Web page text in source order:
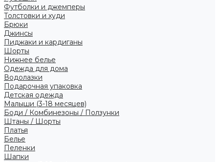
Футболки и джемперы
Толстовки и худи
Брюки
Джинсы
Пиджаки и кардиганы
Шорты
Нижнее белье
Одежда для дома
Водолазки
Подарочная упаковка
Детская одежда
Малыши (3-18 месяцев)
Боди / Комбинезоны / Ползунки
Штаны / Шорты
Платья
Белье
Пеленки
Шапки